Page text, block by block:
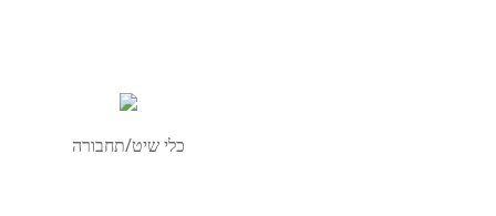
כלי שיט/תחבורה